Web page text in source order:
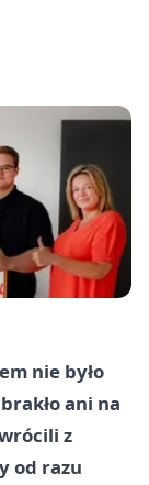
nie było
ani na
z
od razu